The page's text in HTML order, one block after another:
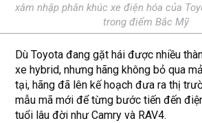
xâm nhập phân khúc xe điện hóa của
trong điểm Bắc Mỹ
Dù Toyota đang gặt hái được nhiều
xe hybrid, nhưng hãng không bỏ qua
tại, hãng đã lên kế hoạch đưa ra thị
mẫu mã mới để từng bước tiến đến
tuổi lâu đời như Camry và RAV4.